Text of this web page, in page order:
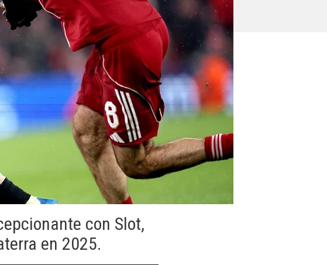
con Slot,
en 2025.